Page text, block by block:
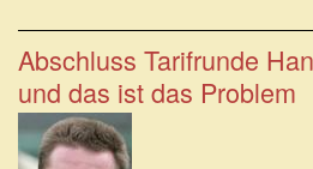
kommt
nach
Dortmund
ist
das
gut?
Abschluss Tarifrunde
und das ist das Problem